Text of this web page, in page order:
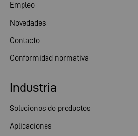
Empleo
Novedades
Contacto
Conformidad normativa
Industria
Soluciones de productos
Aplicaciones